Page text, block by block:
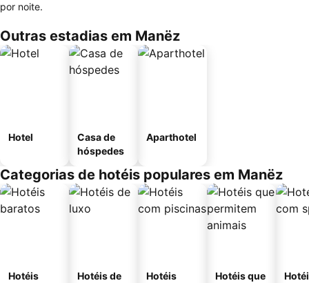
por noite.
Outras estadias em Manëz
Hotel
Casa de
hóspedes
Aparthotel
Categorias de hotéis populares em Manëz
Hotéis
Hotéis de
Hotéis
Hotéis que